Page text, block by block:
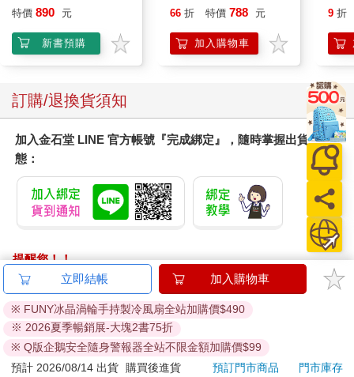
特價 890 元
新書預購
66 折 特價 788 元
加入購物車
9 折
訂購/退換貨須知
加入金石堂 LINE 官方帳號『完成綁定』，隨時掌握出貨動
態：
提醒您！！
金石堂及銀行均不會請您操作ATM! 如接獲電話要求您前往
ATM提款機，請不要聽從指示，以免受騙上當！
退換貨須知：
**提醒您，鑑賞期不等於試用期，退回商品須為全新狀態**
依據「消費者保護法」第19條及行政院消費者保護處公告之
立即結帳 加入購物車
※ FUNY冰晶渦輪手持製冷風扇全站加購價$490
※ 2026夏季暢銷展-大塊2書75折
※ Q版企鵝安全隨身警報器全站不限金額加購價$99
預計 2026/08/14 出貨
購買後進貨 預訂門市商品
門市庫存